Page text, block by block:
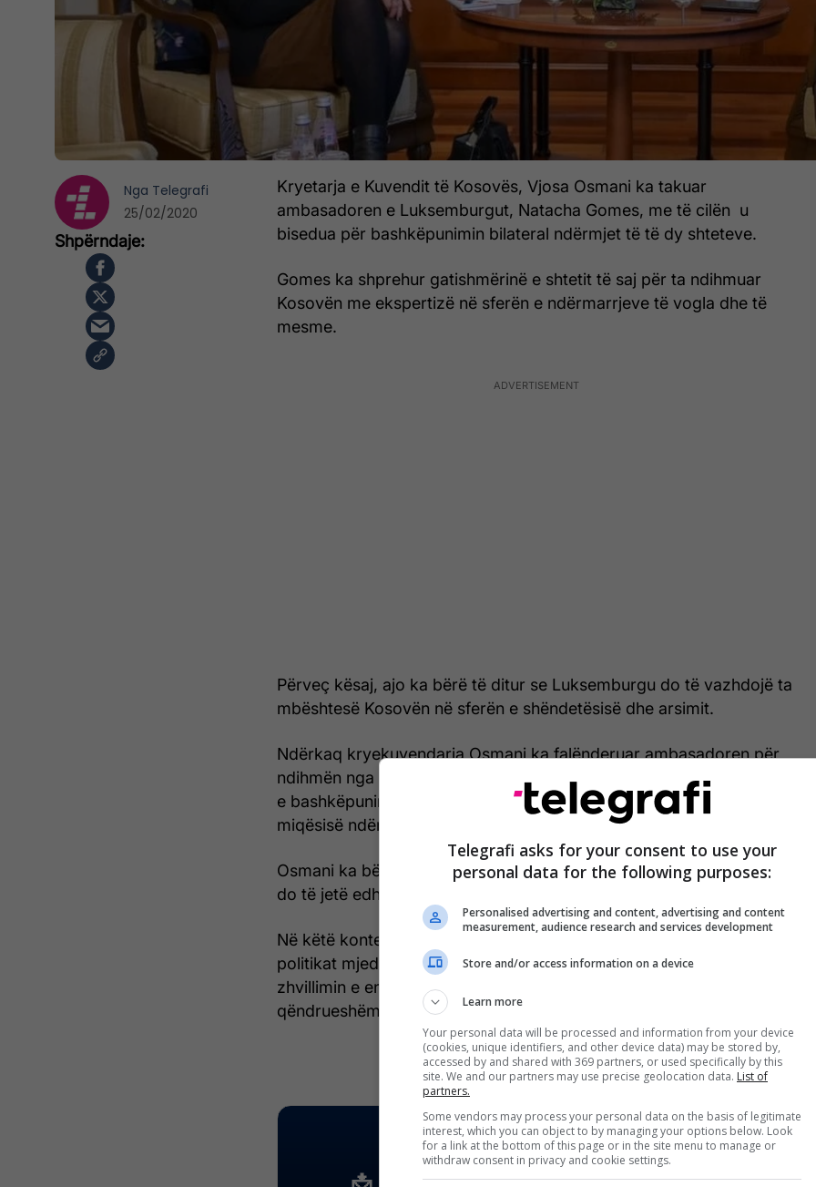
Kryetarja e Kuvendit të Kosovës, Vjosa Osmani ka takuar
ambasadoren e Luksemburgut, Natacha Gomes, me të cilën u
bisedua për bashkëpunimin bilateral ndërmjet të të dy shteteve.
Gomes ka shprehur gatishmërinë e shtetit të saj për ta ndihmuar
Kosovën me ekspertizë në sferën e ndërmarrjeve të vogla dhe të
mesme.
Përveç kësaj, ajo ka bërë të ditur se Luksemburgu do të vazhdojë ta
mbështesë Kosovën në sferën e shëndetësisë dhe arsimit.
Ndërkaq kryekuvendarja Osmani ka falënderuar ambasadoren për
ndihmën nga shteti i Luksemburgut, duke kërkuar gjithashtu shtirjen
e bashkëpunimit në sferën e parlamentarizmit dhe të grupeve të
miqësisë ndërparlamentare.
Osmani ka bërë të ditur se një nga synimet e saj në krye të Kuvendit
do të jetë edhe çështja e mjedisit.
Në këtë kontekst, Osmani ka thënë se duhet bërë më shumë për
politikat mjedisore që synojnë uljen e nivelit të ndotjes së ajrit,
zhvillimin e energjisë së ripërtërishme, si dhe zhvillimin e
qëndrueshëm.​ /Telegrafi/
Nga Telegrafi
25/02/2020
Telegrafi asks for your consent to use your
personal data for the following purposes:
Personalised advertising and content, advertising and content
measurement, audience research and services development
Store and/or access information on a device
Learn more
Your personal data will be processed and information from your device
(cookies, unique identifiers, and other device data) may be stored by,
accessed by and shared with 369 partners, or used specifically by this
site. We and our partners may use precise geolocation data. List of
partners.
Some vendors may process your personal data on the basis of legitimate
interest, which you can object to by managing your options below. Look
for a link at the bottom of this page or in the site menu to manage or
withdraw consent in privacy and cookie settings.